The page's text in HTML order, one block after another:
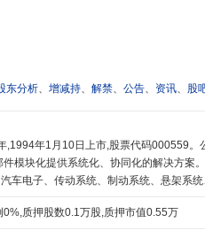
东分析、 增减持、 解禁、 公告、 资讯、 股
模块化提供系统化、协同化的解决方案
车电子、传动系统、制动系统、悬架系
士后科研工作站、省级高新技术企业研
0%,质押股数0.1万股,质押市值0.55万